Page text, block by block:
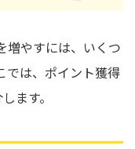
増やすには、いくつ
では、ポイント獲得
ます。